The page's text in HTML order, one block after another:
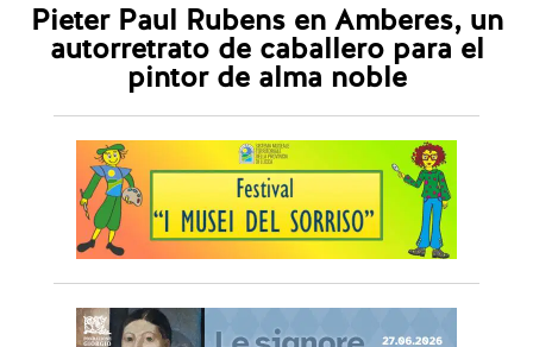
Pieter Paul Rubens en Amberes, un
autorretrato de caballero para el
pintor de alma noble